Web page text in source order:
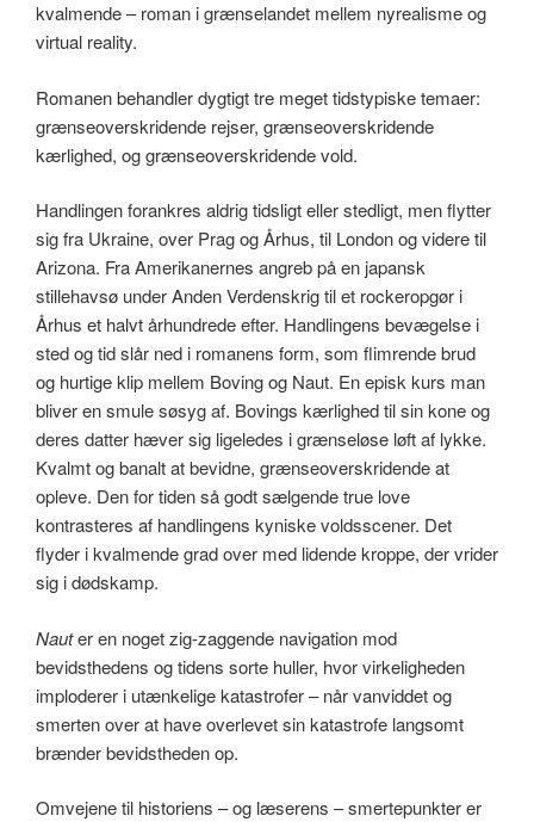
kvalmende – roman i grænselandet mellem nyrealisme og
virtual reality.
Romanen behandler dygtigt tre meget tidstypiske temaer:
grænseoverskridende rejser, grænseoverskridende
kærlighed, og grænseoverskridende vold.
Handlingen forankres aldrig tidsligt eller stedligt, men flytter
sig fra Ukraine, over Prag og Århus, til London og videre til
Arizona. Fra Amerikanernes angreb på en japansk
stillehavsø under Anden Verdenskrig til et rockeropgør i
Århus et halvt århundrede efter. Handlingens bevægelse i
sted og tid slår ned i romanens form, som flimrende brud
og hurtige klip mellem Boving og Naut. En episk kurs man
bliver en smule søsyg af. Bovings kærlighed til sin kone og
deres datter hæver sig ligeledes i grænseløse løft af lykke.
Kvalmt og banalt at bevidne, grænseoverskridende at
opleve. Den for tiden så godt sælgende true love
kontrasteres af handlingens kyniske voldsscener. Det
flyder i kvalmende grad over med lidende kroppe, der vrider
sig i dødskamp.
Nauter en noget zig-zaggende navigation mod
bevidsthedens og tidens sorte huller, hvor virkeligheden
imploderer i utænkelige katastrofer – når vanviddet og
smerten over at have overlevet sin katastrofe langsomt
brænder bevidstheden op.
Omvejene til historiens – og læserens – smertepunkter er